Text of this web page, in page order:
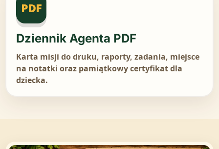
PDF
Dziennik Agenta PDF
Karta misji do druku, raporty, zadania, miejsce
na notatki oraz pamiątkowy certyfikat dla
dziecka.